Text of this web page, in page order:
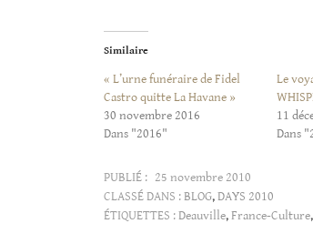
Similaire
« L’urne funéraire de Fidel
Castro quitte La Havane »
30 novembre 2016
Dans "2016"
Le
11
Dans
PUBLIÉ : 25 novembre 2010
CLASSÉ DANS :BLOG,DAYS 2010
ÉTIQUETTES :Deauville,France-Culture,